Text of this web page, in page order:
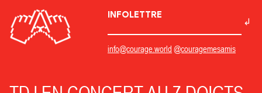
INFOLETTRE
info@courage.world @couragemesamis